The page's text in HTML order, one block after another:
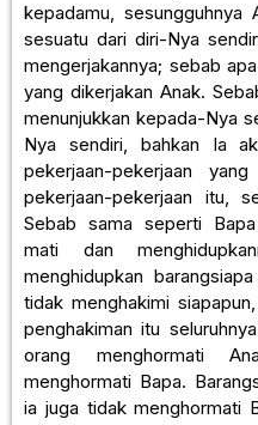
kepadamu, sesungguhnya
sesuatu dari diri-Nya
mengerjakannya; sebab
yang dikerjakan Anak.
menunjukkan kepada-Nya
Nya sendiri, bahkan Ia
pekerjaan-pekerjaan
pekerjaan-pekerjaan itu,
Sebab sama seperti
mati dan
menghidupkan
tidak menghakimi
penghakiman itu
orang menghormati
menghormati Bapa.
ia juga tidak menghormati